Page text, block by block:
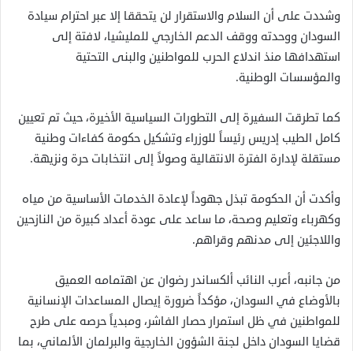
وشددت على أن السلام والاستقرار لن يتحققا إلا عبر احترام سيادة
السودان ووحدته ووقف الدعم الخارجي للمليشيا، لافتة إلى
استهدافها منذ اندلاع الحرب للمواطنين والبنى التحتية
والمؤسسات الوطنية.
كما تطرقت السفيرة إلى التطورات السياسية الأخيرة، حيث تم تعيين
كامل الطيب إدريس رئيساً للوزراء وتشكيل حكومة كفاءات وطنية
مستقلة لإدارة الفترة الانتقالية وصولاً إلى انتخابات حرة ونزيهة.
وأكدت أن الحكومة تبذل جهوداً لإعادة الخدمات الأساسية من مياه
وكهرباء وتعليم وصحة، ما ساعد على عودة أعداد كبيرة من النازحين
واللاجئين إلى مدنهم وقراهم.
من جانبه، أعرب النائب ألكساندر رضوان عن اهتمامه العميق
بالأوضاع في السودان، مؤكداً ضرورة إيصال المساعدات الإنسانية
للمواطنين في ظل استمرار حصار الفاشر، ومبدياً حرصه على طرح
قضايا السودان داخل لجنة الشؤون الخارجية والبرلمان الألماني، بما